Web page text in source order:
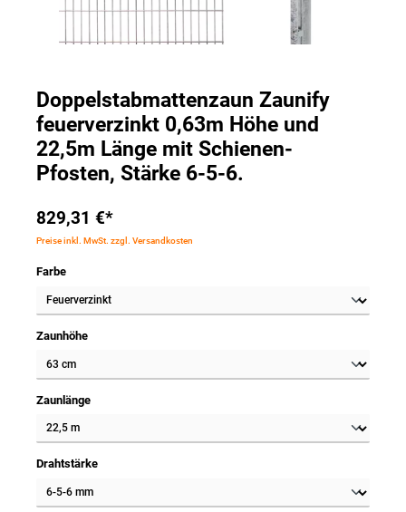
Doppelstabmattenzaun Zaunify
feuerverzinkt 0,63m Höhe und
22,5m Länge mit Schienen-
Pfosten, Stärke 6-5-6.
829,31 €*
Preise inkl. MwSt. zzgl. Versandkosten
Farbe
Zaunhöhe
Zaunlänge
Drahtstärke